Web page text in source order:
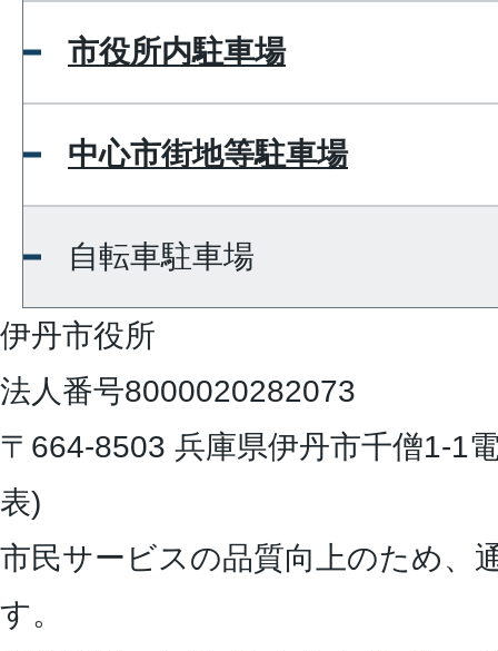
市役所内駐車場
中心市街地等駐車場
自転車駐車場
伊丹市役所
法人番号8000020282073
〒664-8503 兵庫県伊丹市千僧1-1
表)
市民サービスの品質向上のため、
す。